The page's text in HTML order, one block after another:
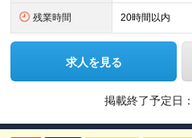
残業時間 20時間以内
求人を見る
掲載終了予定日：